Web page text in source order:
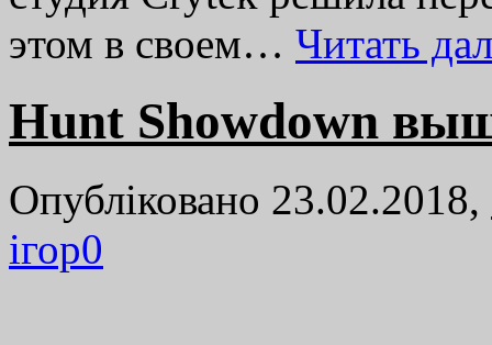
этом в своем… Читать
Hunt Showdown
Опубліковано 23.02.2018,
ігор0